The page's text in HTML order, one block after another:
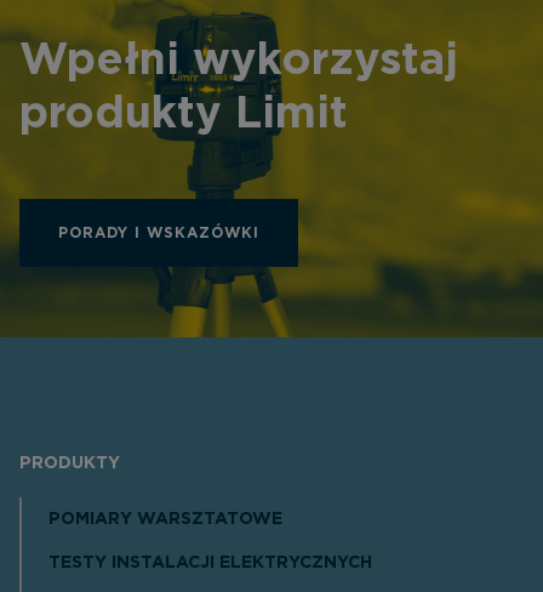
Wpełni wykorzystaj
produkty Limit
PORADY I WSKAZÓWKI
PRODUKTY
POMIARY WARSZTATOWE
TESTY INSTALACJI ELEKTRYCZNYCH